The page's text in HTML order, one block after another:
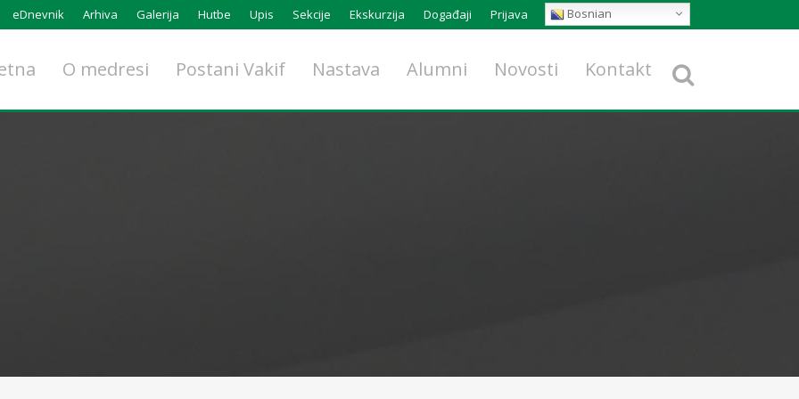
eDnevnik Arhiva Galerija Hutbe Upis Sekcije Ekskurzija Događaji Prijava Bosnian
O medresi Postani Vakif Nastava Alumni Novosti Kontakt